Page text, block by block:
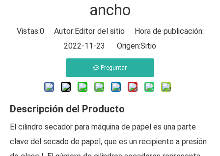
ancho
Vistas:0Autor:Editor del sitio Hora de publicación:
2022-11-23 Origen:Sitio
Preguntar
Descripción del Producto
El cilindro secador para máquina de papel es una parte
clave del secado de papel, que es un recipiente a presión